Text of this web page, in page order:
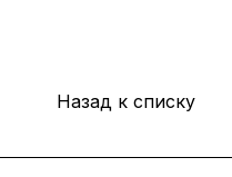
Назад к списку